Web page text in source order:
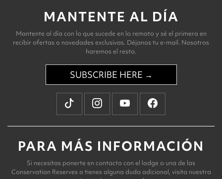
MANTENTE AL DÍA
Mantente al día con lo que sucede en lo remoto y sé el primero en
recibir ofertas o novedades exclusivas. Déjanos tu e-mail. Nosotros
haremos el resto.
SUBSCRIBE HERE →
PARA MÁS INFORMACIÓN
Si necesitas ponerte en contacto con el lodge o una de las
Conservation Reserves o tienes alguna duda adicional, visita nuestra